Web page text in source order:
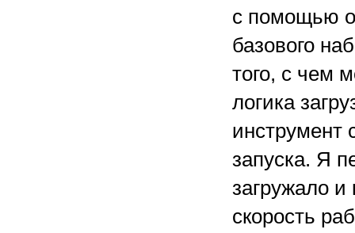
с помощью
базового
того, с чем
логика
инструмент
запуска. Я
загружало и
скорость